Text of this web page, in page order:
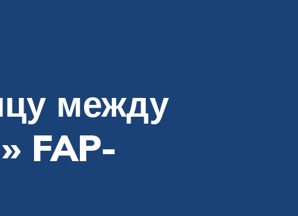
между
FAP-